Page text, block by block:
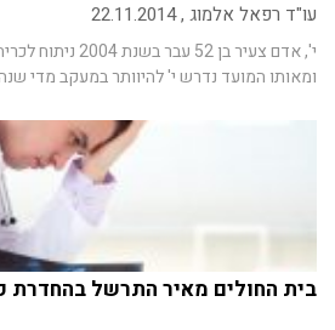
עו"ד רפאל אלמוג , 22.11.2014
י', אדם צעיר בן 52
ומאותו המועד נדרש י' להיוותר במעקב מדי
בית החולים מאיר התרשל בהחדרת